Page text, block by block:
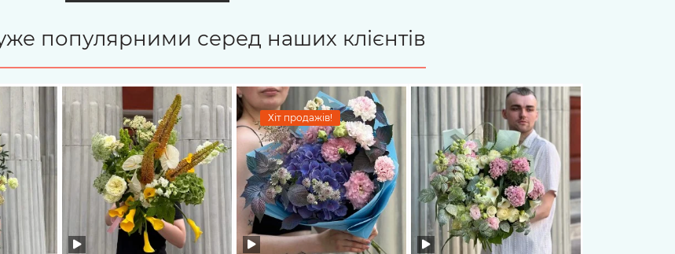
популярними серед наших клієнтів
Хіт продажів!